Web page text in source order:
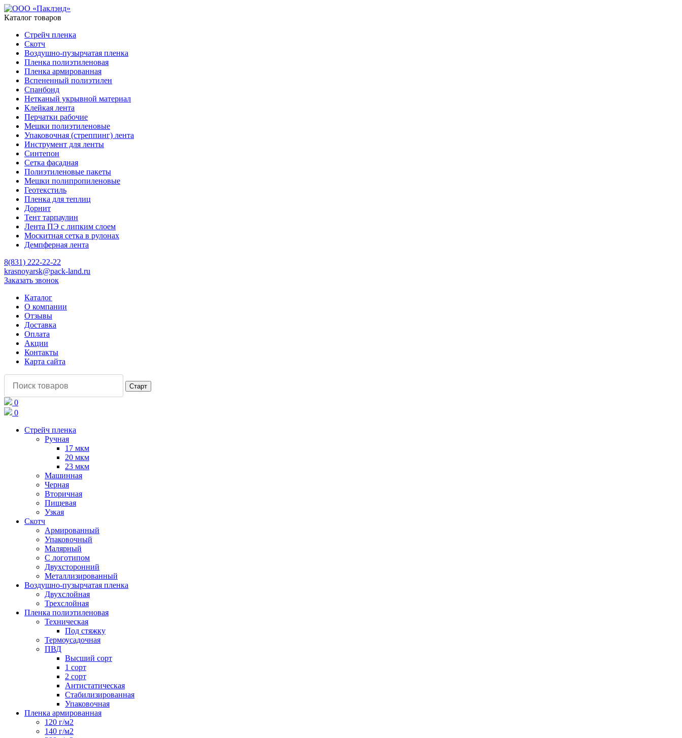
Каталог товаров
Стрейч пленка
Скотч
Воздушно-пузырчатая пленка
Пленка полиэтиленовая
Пленка армированная
Вспененный полиэтилен
Спанбонд
Нетканый укрывной материал
Клейкая лента
Перчатки рабочие
Мешки полиэтиленовые
Упаковочная (стреппинг) лента
Инструмент для ленты
Синтепон
Сетка фасадная
Полиэтиленовые пакеты
Мешки полипропиленовые
Геотекстиль
Пленка для теплиц
Дорнит
Тент тарпаулин
Лента ПЭ с липким слоем
Москитная сетка в рулонах
Демпферная лента
8(831) 222-22-22
krasnoyarsk@pack-land.ru
Заказать звонок
Каталог
О компании
Отзывы
Доставка
Оплата
Акции
Контакты
Карта сайта
0
0
Стрейч пленка
Ручная
17 мкм
20 мкм
23 мкм
Машинная
Черная
Вторичная
Пищевая
Узкая
Скотч
Армированный
Упаковочный
Малярный
С логотипом
Двухсторонний
Металлизированный
Воздушно-пузырчатая пленка
Двухслойная
Трехслойная
Пленка полиэтиленовая
Техническая
Под стяжку
Термоусадочная
ПВД
Высший сорт
1 сорт
2 сорт
Антистатическая
Стабилизированная
Упаковочная
Пленка армированная
120 г/м2
140 г/м2